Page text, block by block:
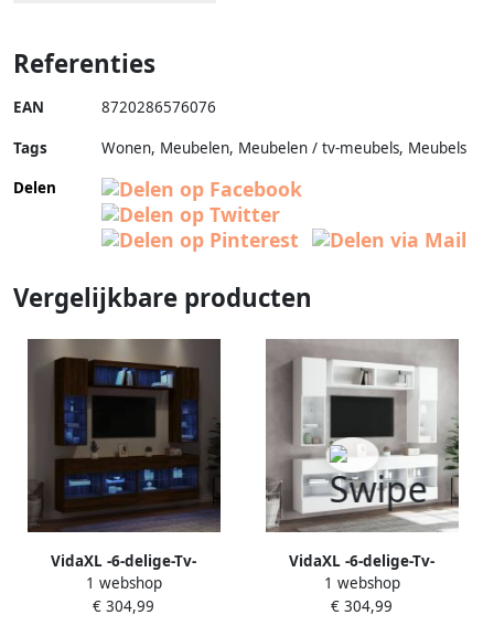
Referenties
EAN 8720286576076
Tags
Wonen, Meubelen, Meubelen / tv-meubels, Meubels
Delen
Vergelijkbare producten
VidaXL -6-delige-Tv-
wandmeubelset-met-LED-
verlichting-bruineikenkleurig
1 webshop
€ 304,99
VidaXL -6-delige-Tv-
wandmeubelset-met-LED-
verlichting-wit
1 webshop
€ 304,99